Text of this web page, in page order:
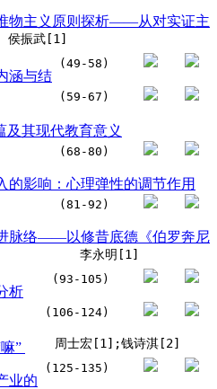
物主义原则探析——从对实证主
侯振武[1]
(49-58)
涵与结
(59-67)
及其现代教育意义
(68-80)
的影响：心理弹性的调节作用
(81-92)
脉络——以修昔底德《伯罗奔尼
李永明[1]
(93-105)
析
(106-124)
” 周士宏[1];钱诗淇[2]
(125-135)
业的